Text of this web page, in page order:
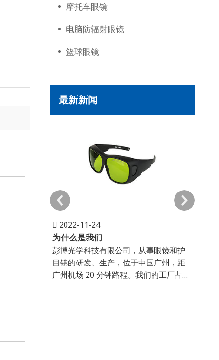
摩托车眼镜
电脑防辐射眼镜
篮球眼镜
最新新闻
2022-11-24
为什么是我们
彭博光学科技有限公司，从事眼镜和护
目镜的研发、生产，位于中国广州，距
广州机场 20 分钟路程。我们的工厂占地